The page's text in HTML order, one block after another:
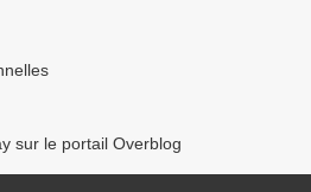
sur le portail Overblog